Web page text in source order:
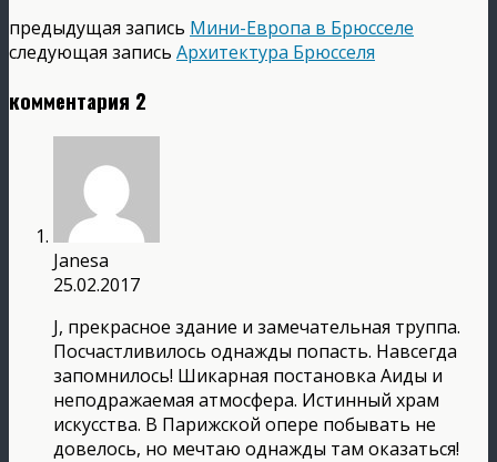
предыдущая запись Мини-Европа в Брюсселе
следующая запись Архитектура Брюсселя
комментария 2
Janesa
25.02.2017
J, прекрасное здание и замечательная труппа.
Посчастливилось однажды попасть. Навсегда
запомнилось! Шикарная постановка Аиды и
неподражаемая атмосфера. Истинный храм
искусства. В Парижской опере побывать не
довелось, но мечтаю однажды там оказаться!